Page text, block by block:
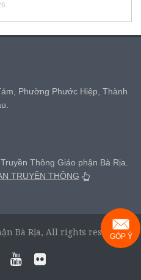
Phường Phước Hiệp, Thành
Thông Giáo phận Bà Rịa.
TRUYỀN THÔNG
Bà Rịa, All rights reserved.
GÓP Ý